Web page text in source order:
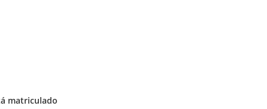
matriculado